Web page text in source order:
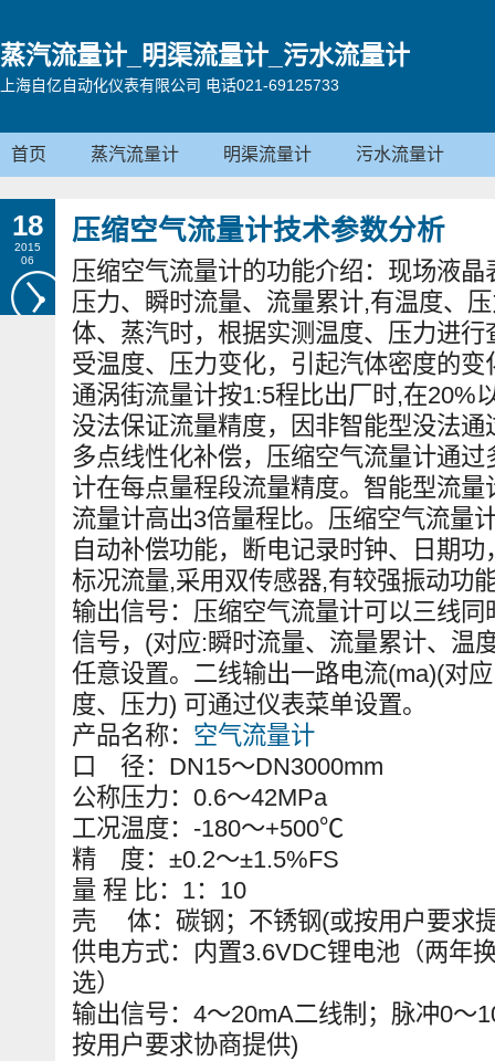
蒸汽流量计_明渠流量计_污水流量计
上海自亿自动化仪表有限公司 电话021-69125733
首页 蒸汽流量计 明渠流量计 污水流量计
18
2015
06
压缩空气流量计技术参数分析
压缩空气流量计的功能介绍：现场液
压力、瞬时流量、流量累计,有温度、
体、蒸汽时，根据实测温度、压力进
受温度、压力变化，引起汽体密度的
通涡街流量计按1:5程比出厂时,在20%
没法保证流量精度，因非智能型没法
多点线性化补偿，压缩空气流量计通
计在每点量程段流量精度。智能型流
流量计高出3倍量程比。压缩空气流量
自动补偿功能，断电记录时钟、日期
标况流量,采用双传感器,有较强振动功
输出信号：压缩空气流量计可以三线
信号，(对应:瞬时流量、流量累计、温
任意设置。二线输出一路电流(ma)(对
度、压力) 可通过仪表菜单设置。
产品名称： 空气流量计
口 径：DN15～DN3000mm
公称压力：0.6～42MPa
工况温度：-180～+500℃
精 度：±0.2～±1.5%FS
量 程 比：1：10
壳 体：碳钢；不锈钢(或按用户要求
供电方式：内置3.6VDC锂电池（两年
选）
输出信号：4～20mA二线制；脉冲0～
按用户要求协商提供)